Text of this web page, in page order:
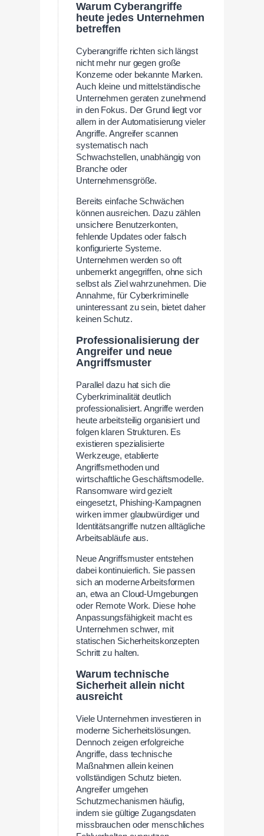
Warum Cyberangriffe
heute jedes Unternehmen
betreffen
Cyberangriffe richten sich längst
nicht mehr nur gegen große
Konzerne oder bekannte Marken.
Auch kleine und mittelständische
Unternehmen geraten zunehmend
in den Fokus. Der Grund liegt vor
allem in der Automatisierung vieler
Angriffe. Angreifer scannen
systematisch nach
Schwachstellen, unabhängig von
Branche oder
Unternehmensgröße.
Bereits einfache Schwächen
können ausreichen. Dazu zählen
unsichere Benutzerkonten,
fehlende Updates oder falsch
konfigurierte Systeme.
Unternehmen werden so oft
unbemerkt angegriffen, ohne sich
selbst als Ziel wahrzunehmen. Die
Annahme, für Cyberkriminelle
uninteressant zu sein, bietet daher
keinen Schutz.
Professionalisierung der
Angreifer und neue
Angriffsmuster
Parallel dazu hat sich die
Cyberkriminalität deutlich
professionalisiert. Angriffe werden
heute arbeitsteilig organisiert und
folgen klaren Strukturen. Es
existieren spezialisierte
Werkzeuge, etablierte
Angriffsmethoden und
wirtschaftliche Geschäftsmodelle.
Ransomware wird gezielt
eingesetzt, Phishing-Kampagnen
wirken immer glaubwürdiger und
Identitätsangriffe nutzen alltägliche
Arbeitsabläufe aus.
Neue Angriffsmuster entstehen
dabei kontinuierlich. Sie passen
sich an moderne Arbeitsformen
an, etwa an Cloud-Umgebungen
oder Remote Work. Diese hohe
Anpassungsfähigkeit macht es
Unternehmen schwer, mit
statischen Sicherheitskonzepten
Schritt zu halten.
Warum technische
Sicherheit allein nicht
ausreicht
Viele Unternehmen investieren in
moderne Sicherheitslösungen.
Dennoch zeigen erfolgreiche
Angriffe, dass technische
Maßnahmen allein keinen
vollständigen Schutz bieten.
Angreifer umgehen
Schutzmechanismen häufig,
indem sie gültige Zugangsdaten
missbrauchen oder menschliches